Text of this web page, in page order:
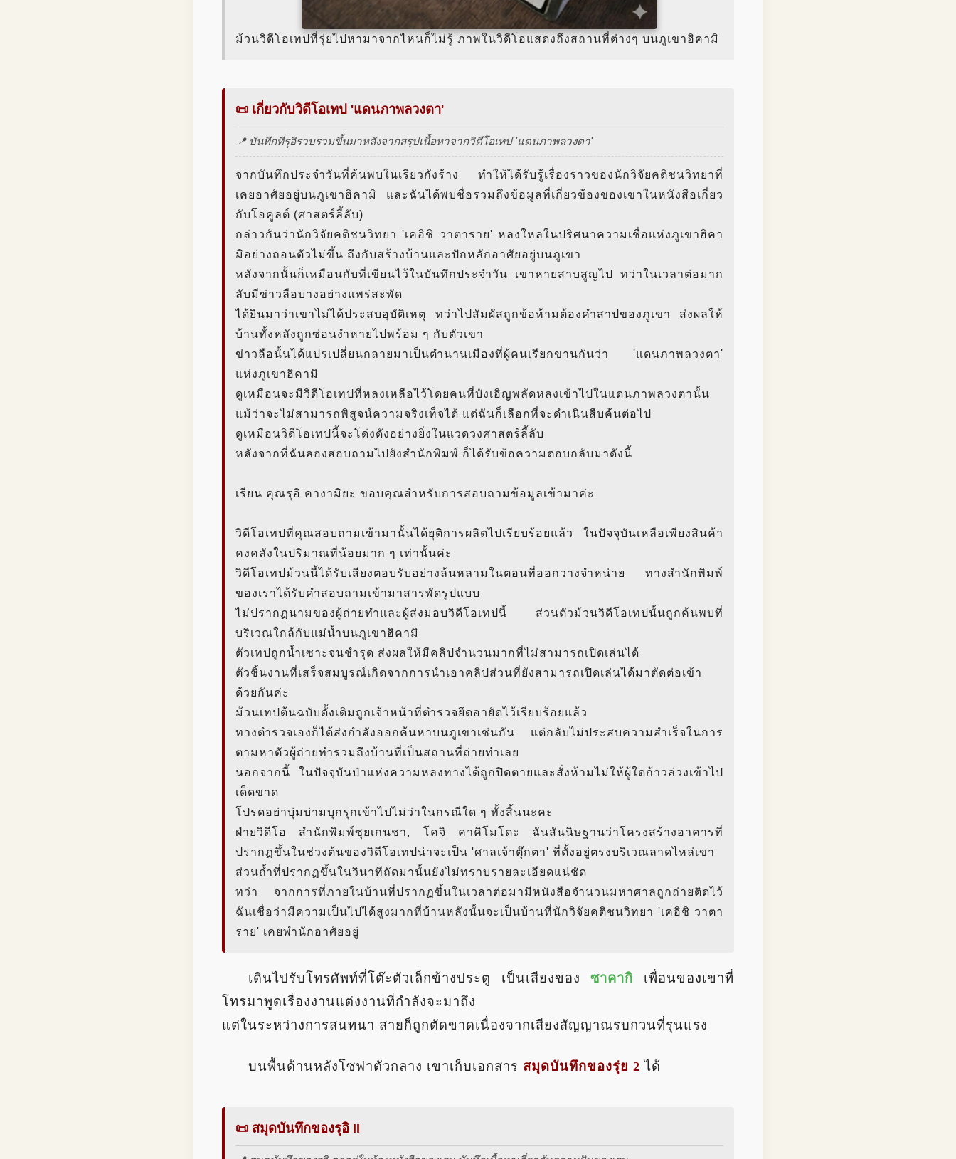
ม้วนวิดีโอเทปที่รุ่ยไปหามาจากไหนก็ไม่รู้ ภาพในวิดีโอแสดงถึงสถานที่ต่างๆ บนภูเขาฮิคามิ
📜 เกี่ยวกับวิดีโอเทป 'แดนภาพลวงตา'
📍 บันทึกที่รุอิรวบรวมขึ้นมาหลังจากสรุปเนื้อหาจากวิดีโอเทป 'แดนภาพลวงตา'
จากบันทึกประจำวันที่ค้นพบในเรียวกังร้าง ทำให้ได้รับรู้เรื่องราวของนักวิจัยคติชนวิทยาที่
เคยอาศัยอยู่บนภูเขาฮิคามิ และฉันได้พบชื่อรวมถึงข้อมูลที่เกี่ยวข้องของเขาในหนังสือเกี่ยว
กับโอคูลต์ (ศาสตร์ลี้ลับ)
กล่าวกันว่านักวิจัยคติชนวิทยา 'เคอิชิ วาตาราย' หลงใหลในปริศนาความเชื่อแห่งภูเขาฮิคา
มิอย่างถอนตัวไม่ขึ้น ถึงกับสร้างบ้านและปักหลักอาศัยอยู่บนภูเขา
หลังจากนั้นก็เหมือนกับที่เขียนไว้ในบันทึกประจำวัน เขาหายสาบสูญไป ทว่าในเวลาต่อมาก
ลับมีข่าวลือบางอย่างแพร่สะพัด
ได้ยินมาว่าเขาไม่ได้ประสบอุบัติเหตุ ทว่าไปสัมผัสถูกข้อห้ามต้องคำสาปของภูเขา ส่งผลให้
บ้านทั้งหลังถูกซ่อนงำหายไปพร้อม ๆ กับตัวเขา
ข่าวลือนั้นได้แปรเปลี่ยนกลายมาเป็นตำนานเมืองที่ผู้คนเรียกขานกันว่า 'แดนภาพลวงตา'
แห่งภูเขาฮิคามิ
ดูเหมือนจะมีวิดีโอเทปที่หลงเหลือไว้โดยคนที่บังเอิญพลัดหลงเข้าไปในแดนภาพลวงตานั้น
แม้ว่าจะไม่สามารถพิสูจน์ความจริงเท็จได้ แต่ฉันก็เลือกที่จะดำเนินสืบค้นต่อไป
ดูเหมือนวิดีโอเทปนี้จะโด่งดังอย่างยิ่งในแวดวงศาสตร์ลี้ลับ
หลังจากที่ฉันลองสอบถามไปยังสำนักพิมพ์ ก็ได้รับข้อความตอบกลับมาดังนี้
เรียน คุณรุอิ คางามิยะ ขอบคุณสำหรับการสอบถามข้อมูลเข้ามาค่ะ
วิดีโอเทปที่คุณสอบถามเข้ามานั้นได้ยุติการผลิตไปเรียบร้อยแล้ว ในปัจจุบันเหลือเพียงสินค้า
คงคลังในปริมาณที่น้อยมาก ๆ เท่านั้นค่ะ
วิดีโอเทปม้วนนี้ได้รับเสียงตอบรับอย่างล้นหลามในตอนที่ออกวางจำหน่าย ทางสำนักพิมพ์
ของเราได้รับคำสอบถามเข้ามาสารพัดรูปแบบ
ไม่ปรากฏนามของผู้ถ่ายทำและผู้ส่งมอบวิดีโอเทปนี้ ส่วนตัวม้วนวิดีโอเทปนั้นถูกค้นพบที่
บริเวณใกล้กับแม่น้ำบนภูเขาฮิคามิ
ตัวเทปถูกน้ำเซาะจนชำรุด ส่งผลให้มีคลิปจำนวนมากที่ไม่สามารถเปิดเล่นได้
ตัวชิ้นงานที่เสร็จสมบูรณ์เกิดจากการนำเอาคลิปส่วนที่ยังสามารถเปิดเล่นได้มาตัดต่อเข้า
ด้วยกันค่ะ
ม้วนเทปต้นฉบับดั้งเดิมถูกเจ้าหน้าที่ตำรวจยึดอายัดไว้เรียบร้อยแล้ว
ทางตำรวจเองก็ได้ส่งกำลังออกค้นหาบนภูเขาเช่นกัน แต่กลับไม่ประสบความสำเร็จในการ
ตามหาตัวผู้ถ่ายทำรวมถึงบ้านที่เป็นสถานที่ถ่ายทำเลย
นอกจากนี้ ในปัจจุบันป่าแห่งความหลงทางได้ถูกปิดตายและสั่งห้ามไม่ให้ผู้ใดก้าวล่วงเข้าไป
เด็ดขาด
โปรดอย่าบุ่มบ่ามบุกรุกเข้าไปไม่ว่าในกรณีใด ๆ ทั้งสิ้นนะคะ
ฝ่ายวิดีโอ สำนักพิมพ์ซุยเกนชา, โคจิ คาคิโมโตะ ฉันสันนิษฐานว่าโครงสร้างอาคารที่
ปรากฏขึ้นในช่วงต้นของวิดีโอเทปน่าจะเป็น 'ศาลเจ้าตุ๊กตา' ที่ตั้งอยู่ตรงบริเวณลาดไหล่เขา
ส่วนถ้ำที่ปรากฏขึ้นในวินาทีถัดมานั้นยังไม่ทราบรายละเอียดแน่ชัด
ทว่า จากการที่ภายในบ้านที่ปรากฏขึ้นในเวลาต่อมามีหนังสือจำนวนมหาศาลถูกถ่ายติดไว้
ฉันเชื่อว่ามีความเป็นไปได้สูงมากที่บ้านหลังนั้นจะเป็นบ้านที่นักวิจัยคติชนวิทยา 'เคอิชิ วาตา
ราย' เคยพำนักอาศัยอยู่
เดินไปรับโทรศัพท์ที่โต๊ะตัวเล็กข้างประตู เป็นเสียงของซาคากิ เพื่อนของเขาที่
โทรมาพูดเรื่องงานแต่งงานที่กำลังจะมาถึง
แต่ในระหว่างการสนทนา สายก็ถูกตัดขาดเนื่องจากเสียงสัญญาณรบกวนที่รุนแรง
บนพื้นด้านหลังโซฟาตัวกลาง เขาเก็บเอกสาร สมุดบันทึกของรุ่ย 2 ได้
📜 สมุดบันทึกของรุอิ II